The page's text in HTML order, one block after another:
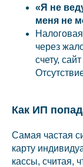
«Я не
меня не
через
счету,
Как ИП
Самая частая
карту
кассы, считая,